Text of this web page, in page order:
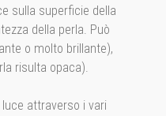
sulla superficie della
della perla. Può
o molto brillante),
risulta opaca).
luce attraverso i vari